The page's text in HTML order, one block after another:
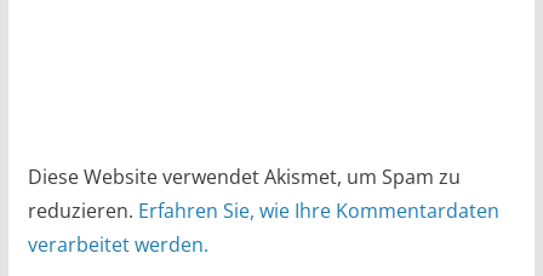
Diese Website verwendet Akismet, um Spam zu
reduzieren. Erfahren Sie, wie Ihre Kommentardaten
verarbeitet werden.